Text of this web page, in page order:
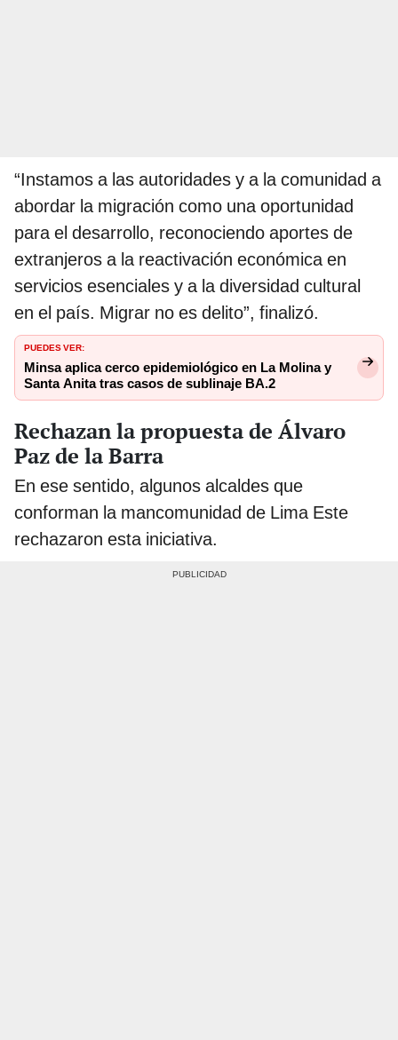
“Instamos a las autoridades y a la comunidad a
abordar la migración como una oportunidad
para el desarrollo, reconociendo aportes de
extranjeros a la reactivación económica en
servicios esenciales y a la diversidad cultural
en el país. Migrar no es delito”, finalizó.
PUEDES VER:
Minsa aplica cerco epidemiológico en La Molina y
Santa Anita tras casos de sublinaje BA.2
Rechazan la propuesta de Álvaro
Paz de la Barra
En ese sentido, algunos alcaldes que
conforman la mancomunidad de Lima Este
rechazaron esta iniciativa.